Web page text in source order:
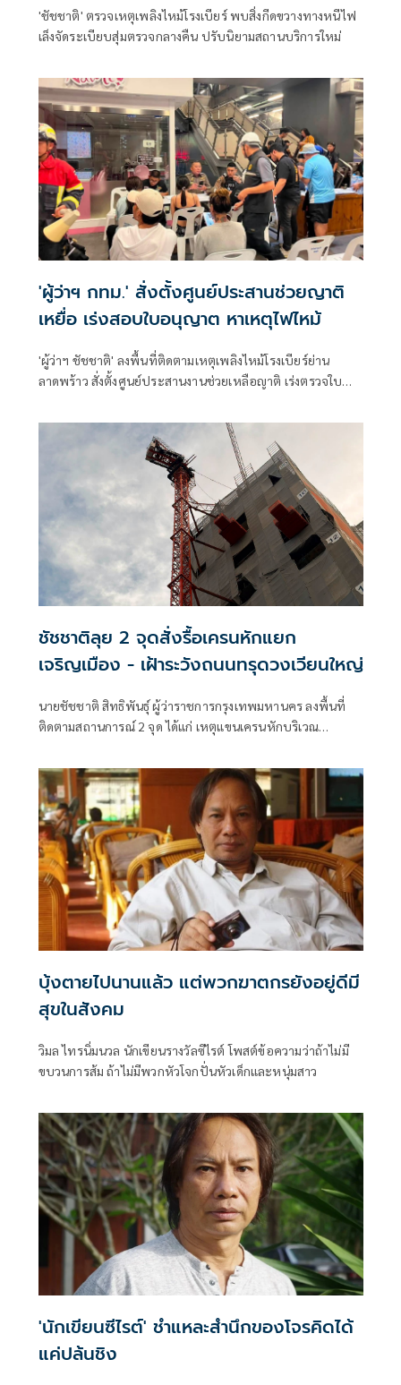
'ชัชชาติ' ตรวจเหตุเพลิงไหม้โรงเบียร์ พบสิ่งกีดขวางทางหนีไฟ
เล็งจัดระเบียบสุ่มตรวจกลางคืน ปรับนิยามสถานบริการใหม่
'ผู้ว่าฯ กทม.' สั่งตั้งศูนย์ประสานช่วยญาติ
เหยื่อ เร่งสอบใบอนุญาต หาเหตุไฟไหม้
'ผู้ว่าฯ ชัชชาติ' ลงพื้นที่ติดตามเหตุเพลิงไหม้โรงเบียร์ย่าน
ลาดพร้าว สั่งตั้งศูนย์ประสานงานช่วยเหลือญาติ เร่งตรวจใบ
ชัชชาติลุย 2 จุดสั่งรื้อเครนหักแยก
เจริญเมือง - เฝ้าระวังถนนทรุดวงเวียนใหญ่
นายชัชชาติ สิทธิพันธุ์ ผู้ว่าราชการกรุงเทพมหานคร ลงพื้นที่
ติดตามสถานการณ์ 2 จุด ได้แก่ เหตุแขนเครนหักบริเวณ
เขตปทุมวัน และจุดถนนทรุดบริเวณวงเวียนใหญ่
บุ้งตายไปนานแล้ว แต่พวกฆาตกรยังอยู่ดีมี
สุขในสังคม
วิมล ไทรนิ่มนวล นักเขียนรางวัลซีไรต์ โพสต์ข้อความว่าถ้าไม่มี
ขบวนการส้ม ถ้าไม่มีพวกหัวโจกปั่นหัวเด็กและหนุ่มสาว
'นักเขียนซีไรต์' ชำแหละสำนึกของโจรคิดได้
แค่ปล้นชิง